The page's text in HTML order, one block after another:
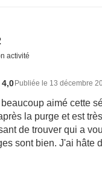
activité
4,0Publiée le 13 décembre
aimé cette
la purge et est
de trouver qui a
sont bien. J'ai hâte